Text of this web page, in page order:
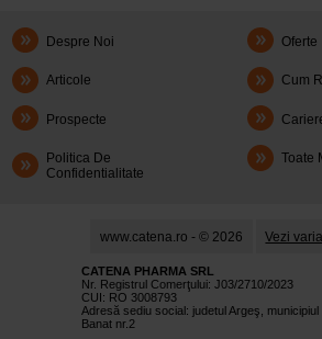
Despre Noi Oferte
Articole Cum
Prospecte
Politica De
Confidentialitate
Toate
www.catena.ro - © 2026 Vezi
CATENA PHARMA SRL
Nr. Registrul Comerţului: J03/2710/2023
CUI: RO 3008793
Adresă sediu social: judetul Argeş,
Banat nr.2